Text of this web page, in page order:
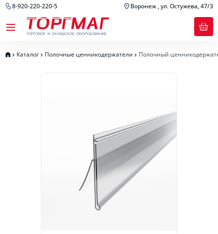
8-920-220-220-5 Воронеж , ул. Остужева, 47/3
Каталог Полочные ценникодержатели Полочный